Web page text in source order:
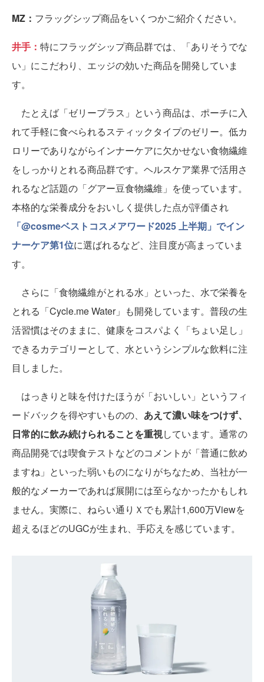
MZ： フラッグシップ商品をいくつかご紹介ください。
井手： 特にフラッグシップ商品群では、「ありそうでな
い」にこだわり、エッジの効いた商品を開発していま
す。
たとえば「ゼリープラス」という商品は、ポーチに入
れて手軽に食べられるスティックタイプのゼリー。低カ
ロリーでありながらインナーケアに欠かせない食物繊維
をしっかりとれる商品群です。ヘルスケア業界で活用さ
れるなど話題の「グアー豆食物繊維」を使っています。
本格的な栄養成分をおいしく提供した点が評価され
「@cosmeベストコスメアワード2025 上半期」でイン
ナーケア第1位に選ばれるなど、注目度が高まっていま
す。
さらに「食物繊維がとれる水」といった、水で栄養を
とれる「Cycle.me Water」も開発しています。普段の生
活習慣はそのままに、健康をコスパよく「ちょい足し」
できるカテゴリーとして、水というシンプルな飲料に注
目しました。
はっきりと味を付けたほうが「おいしい」というフィ
ードバックを得やすいものの、 あえて濃い味をつけず、
日常的に飲み続けられることを重視しています。通常の
商品開発では喫食テストなどのコメントが「普通に飲め
ますね」といった弱いものになりがちなため、当社が一
般的なメーカーであれば展開には至らなかったかもしれ
ません。実際に、ねらい通りＸでも累計1,600万Viewを
超えるほどのUGCが生まれ、手応えを感じています。